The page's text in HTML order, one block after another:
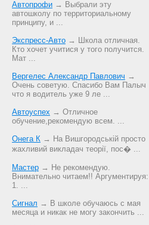
Автопрофи → Выбрали эту
автошколу по территориальному
принципу, и ...
Экспресс-Авто → Школа отличная.
Кто хочет учитися у того получится.
Мат ...
Вергелес Александр Павлович →
Очень советую. Спасибо Вам Палыч
что я водитель уже 9 ле ...
Автоуспех → Отличное
обучение,рекомендую всем. ...
Онега К → На Вишгородській просто
жахливий викладач теорії, пос� ...
Мастер → Не рекомендую.
Внимательно читаем!! Аргументируя:
1. ...
Сигнал → В школе обучаюсь с мая
месяца и никак не могу закончить ...